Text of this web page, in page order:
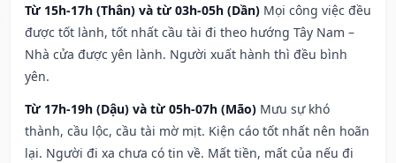
Từ 15h-17h (Thân) và từ 03h-05h (Dần) Mọi công việc đều
được tốt lành, tốt nhất cầu tài đi theo hướng Tây Nam –
Nhà cửa được yên lành. Người xuất hành thì đều bình
yên.
Từ 17h-19h (Dậu) và từ 05h-07h (Mão) Mưu sự khó
thành, cầu lộc, cầu tài mờ mịt. Kiện cáo tốt nhất nên hoãn
lại. Người đi xa chưa có tin về. Mất tiền, mất của nếu đi